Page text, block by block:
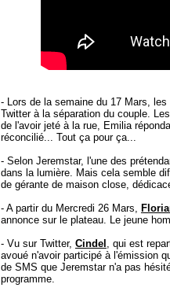
- Lors de la semaine du 17 Mars,
Twitter à la séparation du couple.
de l'avoir jeté à la rue, Emilia
réconcilié... Tout ça pour ça...
- Selon Jeremstar, l'une des
dans la lumière. Mais cela semble
de gérante de maison close,
- A partir du Mercredi 26 Mars,
annonce sur le plateau. Le jeune
- Vu sur Twitter, Cindel , qui est
avoué n'avoir participé à l'émission
de SMS que Jeremstar n'a pas
programme.